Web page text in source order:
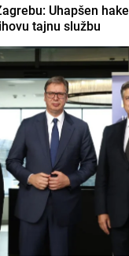
Uhapšen
tajnu službu